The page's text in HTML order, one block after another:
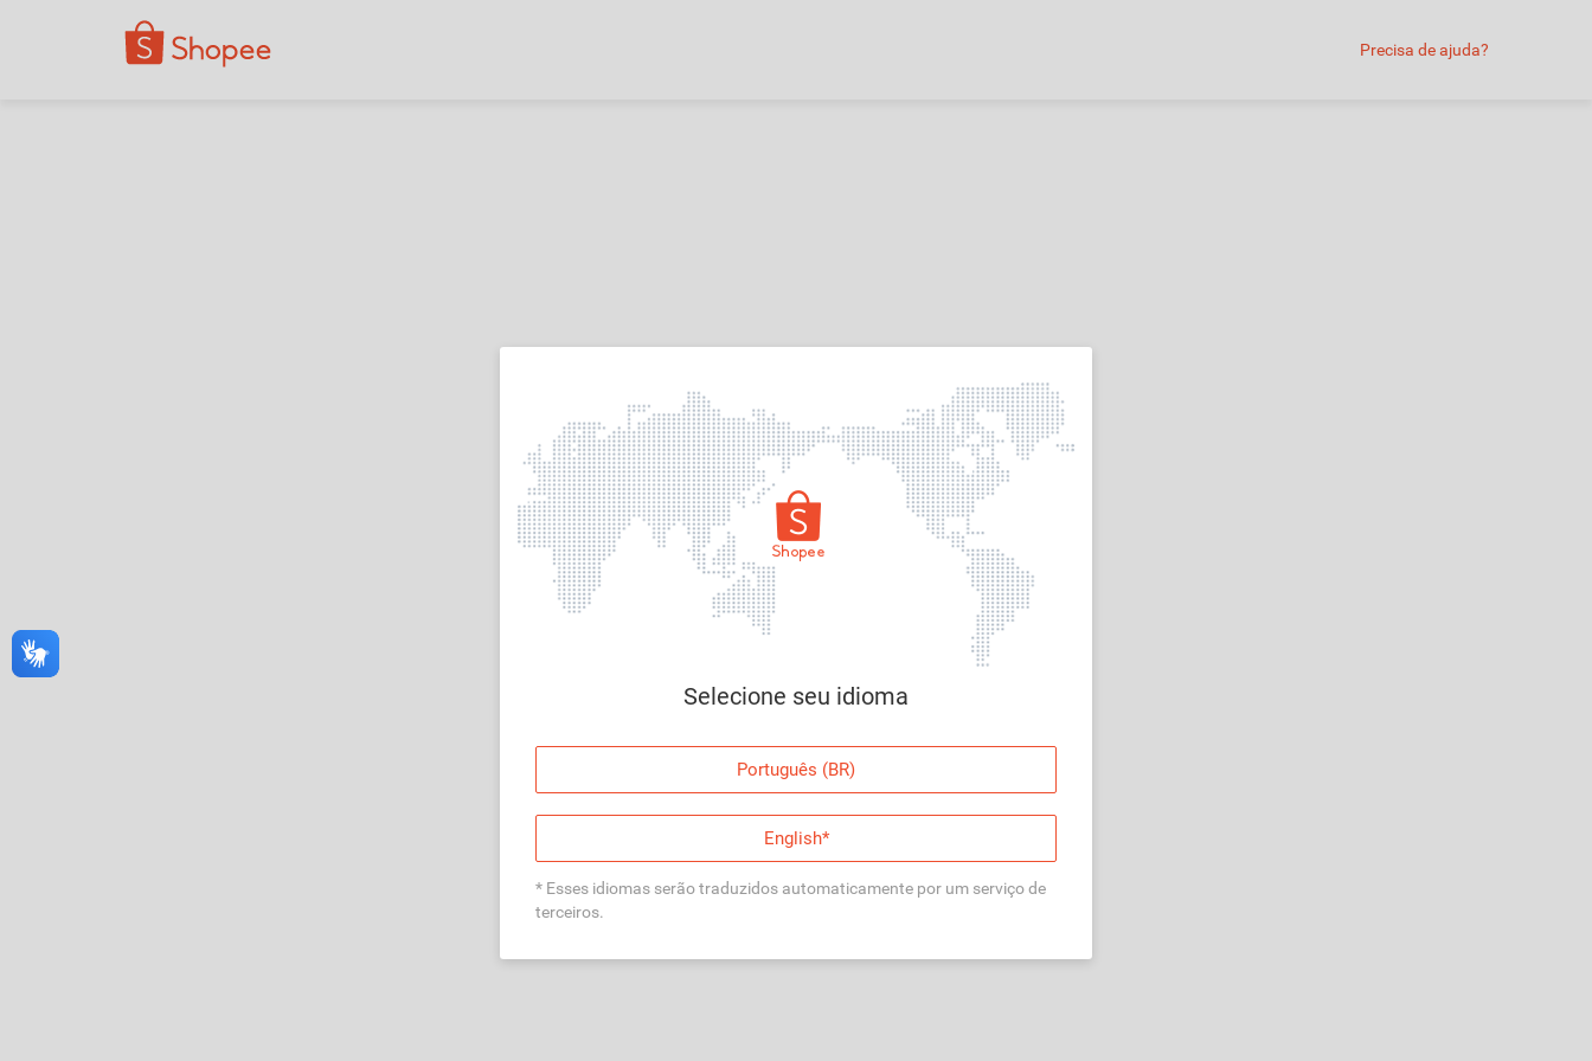
Precisa de ajuda?
Página indisponível
novamente, ou volte para a página inicial.
Entrar
Voltar à Página Inicial
Selecione seu idioma
Português (BR)
English*
* Esses idiomas serão traduzidos automaticamente por um serviço de
terceiros.